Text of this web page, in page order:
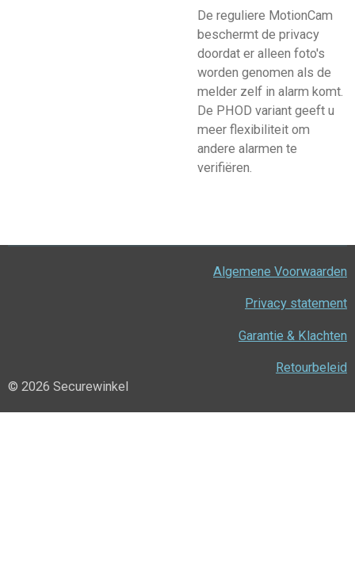
De reguliere MotionCam
beschermt de privacy
doordat er alleen foto's
worden genomen als de
melder zelf in alarm komt.
De PHOD variant geeft u
meer flexibiliteit om
andere alarmen te
verifiëren.
Algemene Voorwaarden
Privacy statement
Garantie & Klachten
Retourbeleid
© 2026 Securewinkel